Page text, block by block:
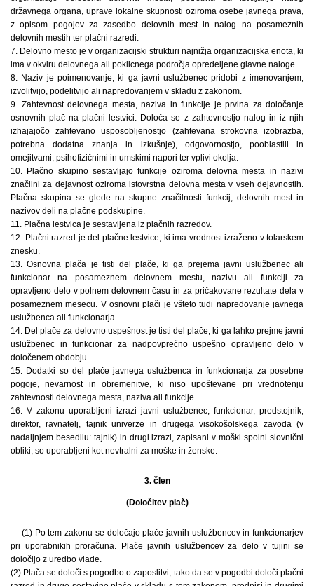
državnega organa, uprave lokalne skupnosti oziroma osebe javnega prava,
z opisom pogojev za zasedbo delovnih mest in nalog na posameznih
delovnih mestih ter plačni razredi.
7. Delovno mesto je v organizacijski strukturi najnižja organizacijska enota, ki
ima v okviru delovnega ali poklicnega področja opredeljene glavne naloge.
8. Naziv je poimenovanje, ki ga javni uslužbenec pridobi z imenovanjem,
izvolitvijo, podelitvijo ali napredovanjem v skladu z zakonom.
9. Zahtevnost delovnega mesta, naziva in funkcije je prvina za določanje
osnovnih plač na plačni lestvici. Določa se z zahtevnostjo nalog in iz njih
izhajajočo zahtevano usposobljenostjo (zahtevana strokovna izobrazba,
potrebna dodatna znanja in izkušnje), odgovornostjo, pooblastili in
omejitvami, psihofizičnimi in umskimi napori ter vplivi okolja.
10. Plačno skupino sestavljajo funkcije oziroma delovna mesta in nazivi
značilni za dejavnost oziroma istovrstna delovna mesta v vseh dejavnostih.
Plačna skupina se glede na skupne značilnosti funkcij, delovnih mest in
nazivov deli na plačne podskupine.
11. Plačna lestvica je sestavljena iz plačnih razredov.
12. Plačni razred je del plačne lestvice, ki ima vrednost izraženo v tolarskem
znesku.
13. Osnovna plača je tisti del plače, ki ga prejema javni uslužbenec ali
funkcionar na posameznem delovnem mestu, nazivu ali funkciji za
opravljeno delo v polnem delovnem času in za pričakovane rezultate dela v
posameznem mesecu. V osnovni plači je všteto tudi napredovanje javnega
uslužbenca ali funkcionarja.
14. Del plače za delovno uspešnost je tisti del plače, ki ga lahko prejme javni
uslužbenec in funkcionar za nadpovprečno uspešno opravljeno delo v
določenem obdobju.
15. Dodatki so del plače javnega uslužbenca in funkcionarja za posebne
pogoje, nevarnost in obremenitve, ki niso upoštevane pri vrednotenju
zahtevnosti delovnega mesta, naziva ali funkcije.
16. V zakonu uporabljeni izrazi javni uslužbenec, funkcionar, predstojnik,
direktor, ravnatelj, tajnik univerze in drugega visokošolskega zavoda (v
nadaljnjem besedilu: tajnik) in drugi izrazi, zapisani v moški spolni slovnični
obliki, so uporabljeni kot nevtralni za moške in ženske.
3. člen
(Določitev plač)
(1) Po tem zakonu se določajo plače javnih uslužbencev in funkcionarjev
pri uporabnikih proračuna. Plače javnih uslužbencev za delo v tujini se
določijo z uredbo vlade.
(2) Plača se določi s pogodbo o zaposlitvi, tako da se v pogodbi določi plačni